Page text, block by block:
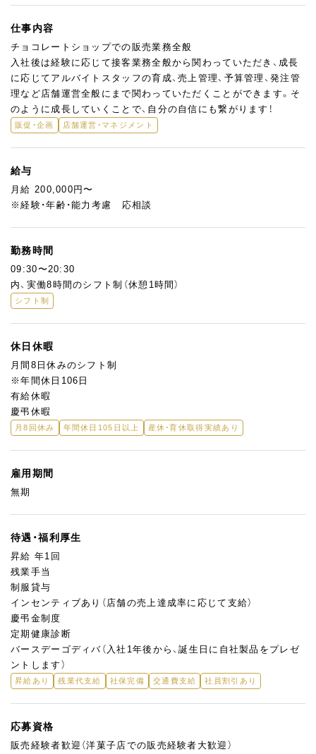
仕事内容
チョコレートショップでの販売業務全般
入社後は経験に応じて接客業務全般から関わっていただき、成長
に応じてアルバイトスタッフの育成、売上管理、予算管理、発注管
理など店舗運営全般にまで関わっていただくことができます。そ
のように成長していくことで、自分の自信にも繋がります！
販促・企画 店舗運営・マネジメント
給与
月給 200,000円〜
※経験・年齢・能力考慮 応相談
勤務時間
09:30〜20:30
内、実働8時間のシフト制（休憩1時間）
シフト制
休日休暇
月間8日休みのシフト制
※年間休日106日
有給休暇
慶弔休暇
月8回休み 年間休日105日以上 産休・育休取得実績あり
雇用期間
無期
待遇・福利厚生
昇給 年1回
残業手当
制服貸与
インセンティブあり（店舗の売上達成率に応じて支給）
慶弔金制度
定期健康診断
バースデーゴディバ（入社1年後から、誕生日に自社製品をプレゼ
ントします）
昇給あり 残業代支給 社保完備 交通費支給 社員割引あり
応募資格
販売経験者歓迎（洋菓子店での販売経験者大歓迎）